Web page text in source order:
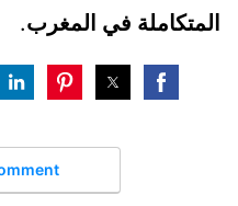
المتكاملة في المغرب.